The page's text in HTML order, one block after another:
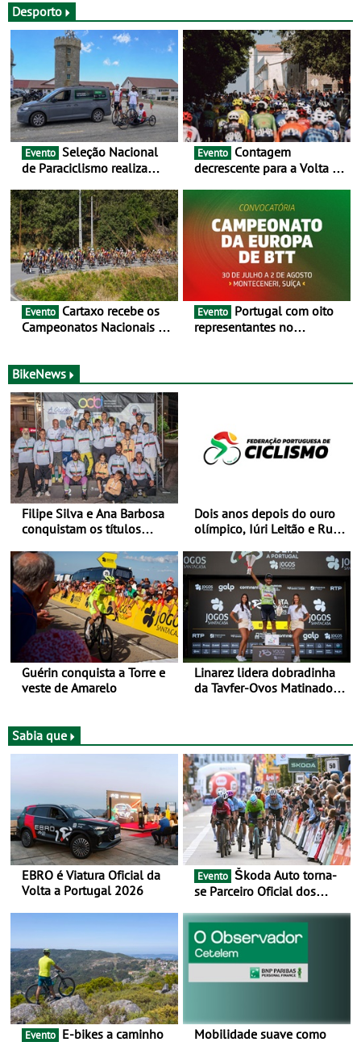
Desporto
Evento
de Paraciclismo realiza
preparação para o
Campeonato do Mundo
Evento
decrescente para a Volta a
as 17 equipas de 2026
Evento
Campeonatos Nacionais da
Evento
representantes no
Monteceneri, na Suíça
BikeNews
Filipe Silva e Ana Barbosa
conquistam os títulos
Urbano em Castelo Branco
Dois anos depois do ouro
olímpico, Iúri Leitão e Rui
Volta a Portugal
Guérin conquista a Torre e
veste de Amarelo
Linarez lidera dobradinha
da Tavfer-Ovos Matinados-
Casa - mais o prólogo
inicial -, três chegadas ao
sprint
Sabia que
EBRO é Viatura Oficial da
Volta a Portugal 2026
Evento
se Parceiro Oficial dos
BTT e Gravel da UCI - Para
os anos de 2025 e 2026
Evento
Mobilidade suave como